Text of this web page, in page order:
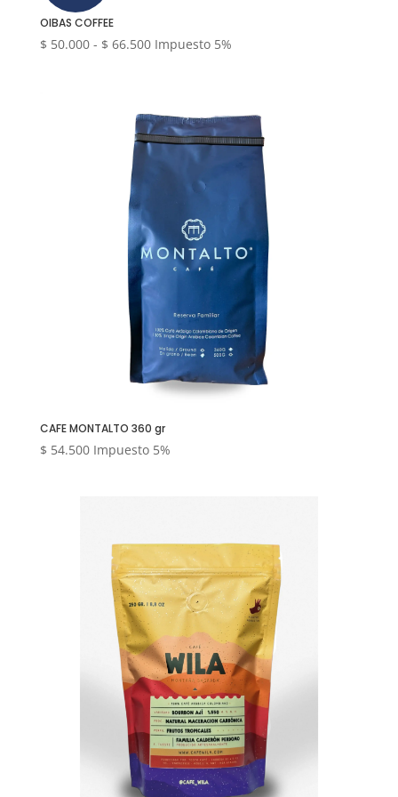
OIBAS COFFEE
$ 50.000 - $ 66.500Rango
$ 50.000
hasta
$ 66.500
Impuesto 5%
CAFE MONTALTO 360 gr
$ 54.500 Impuesto 5%